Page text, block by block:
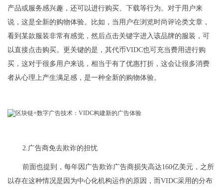
产品或服务感兴趣，还可以进行购买、下载等行为。对于用户来
说，这是全新的购物体验。比如，当用户在浏览时尚评论类文章，
看到某款服装非常有感觉，然后点击关键字进入该品牌的服装，可
以直接点击购买。更关键的是，其代币VIDC也可充当费用进行购
买，这对于很多用户来说，相当于有了优惠打折，这会让很多消费
者从心理上产生满足感，是一种全新的购物体验。
2.广告商免去欺诈的担忧
前面也提到，每年因广告欺诈广告商损失高达160亿美元，之所
以存在这种情况是因为中心化机构运作的原因，而VIDC采用的分布